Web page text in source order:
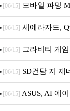
M.2 NVMe 디앤디
[06/15] 모바일 파밍
[06/15] 셰에라자드,
내 정식 출시
[06/15] 그라비티 게
던전 13’ 참가!
[06/15] SD건담 지 제
아의 용사’ 재개최
[06/15] ASUS, AI 에